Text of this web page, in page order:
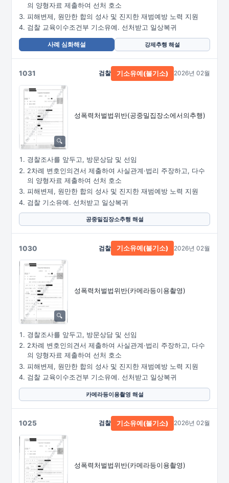
의 양형자료 제출하여 선처 호소
피해변제, 원만한 합의 성사 및 진지한 재범예방 노력 지원
검찰 교육이수조건부 기소유예. 선처받고 일상복귀
사례 심화해설 강제추행 해설
1031
성폭력처벌법위반(공중밀집장소에서의추행)
검찰 기소유예(불기소) 2026년 02월
경찰조사를 앞두고, 방문상담 및 선임
2차례 변호인의견서 제출하여 사실관계·법리 주장하고, 다수
의 양형자료 제출하여 선처 호소
피해변제, 원만한 합의 성사 및 진지한 재범예방 노력 지원
검찰 기소유예. 선처받고 일상복귀
공중밀집장소추행 해설
1030
성폭력처벌법위반(카메라등이용촬영)
검찰 기소유예(불기소) 2026년 02월
경찰조사를 앞두고, 방문상담 및 선임
2차례 변호인의견서 제출하여 사실관계·법리 주장하고, 다수
의 양형자료 제출하여 선처 호소
피해변제, 원만한 합의 성사 및 진지한 재범예방 노력 지원
검찰 교육이수조건부 기소유예. 선처받고 일상복귀
카메라등이용촬영 해설
1025
성폭력처벌법위반(카메라등이용촬영)
검찰 기소유예(불기소) 2026년 02월